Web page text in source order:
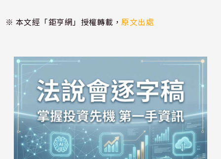
※ 本文經「鉅亨網」授權轉載，原文出處